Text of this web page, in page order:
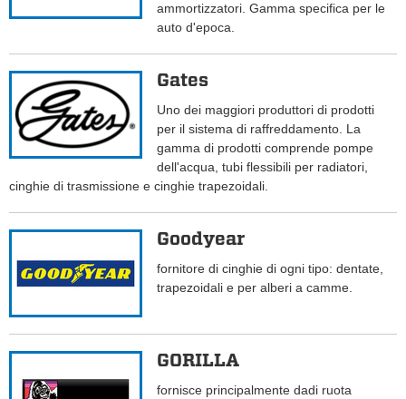
ammortizzatori. Gamma specifica per le
auto d'epoca.
Gates
Uno dei maggiori produttori di prodotti
per il sistema di raffreddamento. La
gamma di prodotti comprende pompe
dell'acqua, tubi flessibili per radiatori,
cinghie di trasmissione e cinghie trapezoidali.
Goodyear
fornitore di cinghie di ogni tipo: dentate,
trapezoidali e per alberi a camme.
GORILLA
fornisce principalmente dadi ruota